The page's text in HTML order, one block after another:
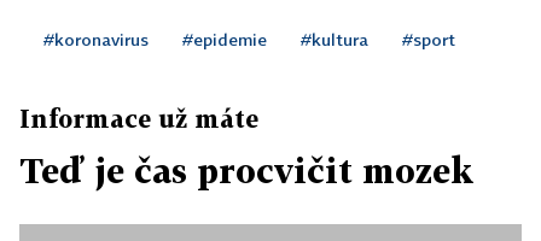
#koronavirus #epidemie #kultura #sport
Informace už máte
Teď je čas procvičit mozek